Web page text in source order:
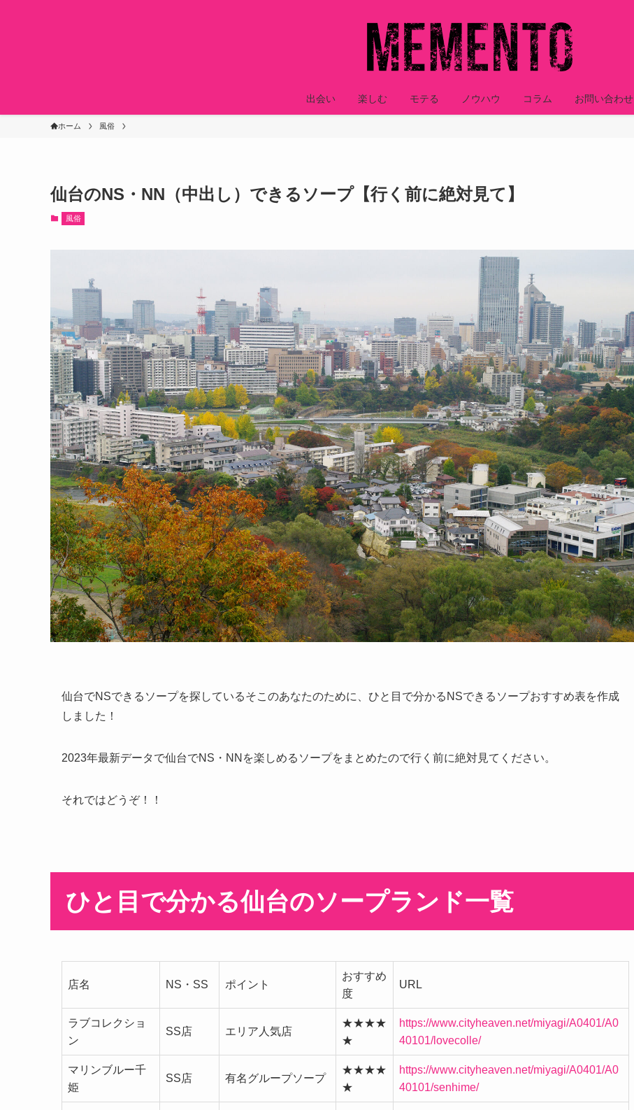
出会い 楽しむ モテる ノウハウ コラム お問い合わせ
ホーム 風俗
仙台のNS・NN（中出し）できるソープ【行く前に絶対見て】
風俗
仙台でNSできるソープを探しているそこのあなたのために、ひと目で分かるNSできるソープおすすめ表を作成
しました！
2023年最新データで仙台でNS・NNを楽しめるソープをまとめたので行く前に絶対見てください。
それではどうぞ！！
ひと目で分かる仙台のソープランド一覧
店名 NS・SS ポイント
おすすめ
度
URL
ラブコレクショ
ン
SS店 エリア人気店
★★★★
★
https://www.cityheaven.net/miyagi/A0401/A0
40101/lovecolle/
マリンブルー千
姫
SS店 有名グループソープ
★★★★
★
https://www.cityheaven.net/miyagi/A0401/A0
40101/senhime/